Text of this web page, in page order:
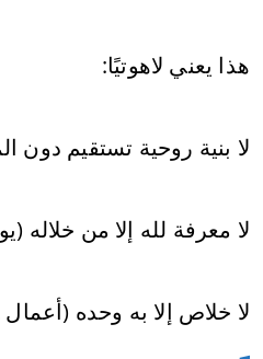
هذا يعني لاهوتيًا:
لا بنية روحية تستقيم دون
لا معرفة لله إلا من خلاله (يوحنا
لا خلاص إلا به وحده (أعمال 4:12)